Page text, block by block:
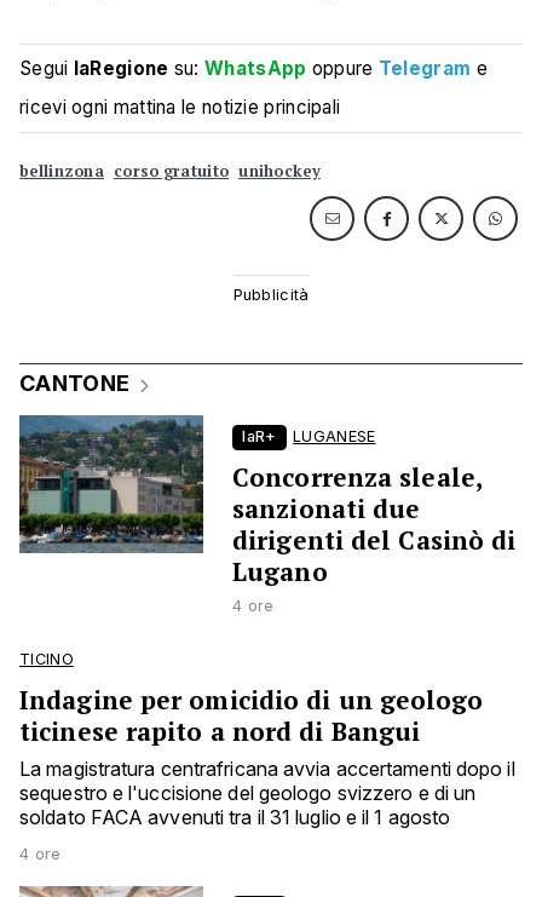
Segui laRegione su:WhatsApp oppure Telegram e
ricevi ogni mattina le notizie principali
bellinzona corso gratuito unihockey
CANTONE
laR+ LUGANESE
Concorrenza sleale,
sanzionati due
dirigenti del Casinò di
Lugano
4 ore
TICINO
Indagine per omicidio di un geologo
ticinese rapito a nord di Bangui
La magistratura centrafricana avvia accertamenti dopo il
sequestro e l'uccisione del geologo svizzero e di un
soldato FACA avvenuti tra il 31 luglio e il 1 agosto
4 ore